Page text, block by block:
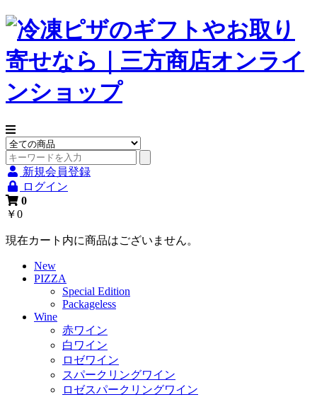
新規会員登録
ログイン
0
￥0
現在カート内に商品はございません。
New
PIZZA
Special Edition
Packageless
Wine
赤ワイン
白ワイン
ロゼワイン
スパークリングワイン
ロゼスパークリングワイン